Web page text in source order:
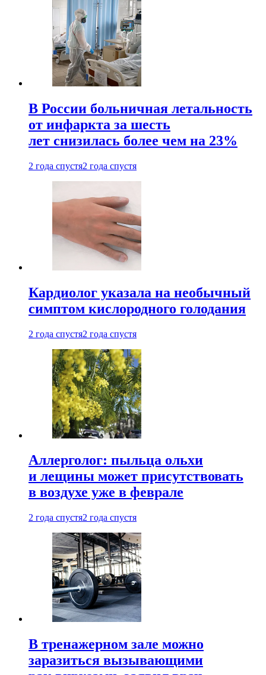
В России больничная летальность
от инфаркта за шесть
лет снизилась более чем на 23%
2 года спустя2 года спустя
Кардиолог указала на необычный
симптом кислородного голодания
2 года спустя2 года спустя
Аллерголог: пыльца ольхи
и лещины может присутствовать
в воздухе уже в феврале
2 года спустя2 года спустя
В тренажерном зале можно
заразиться вызывающими